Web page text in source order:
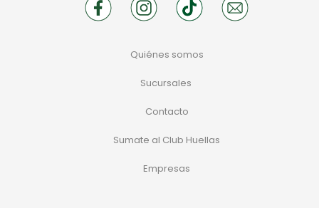
Quiénes somos
Sucursales
Contacto
Sumate al Club Huellas
Empresas